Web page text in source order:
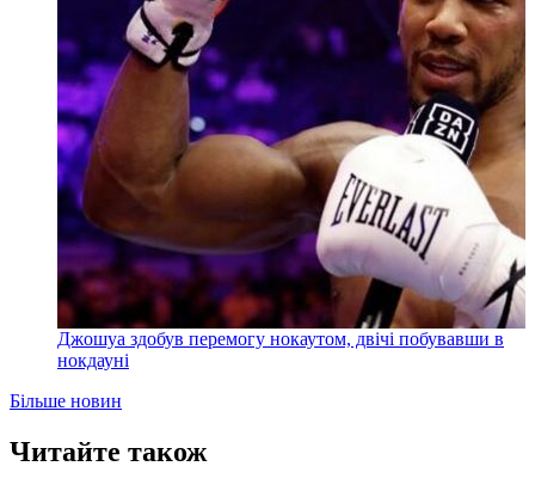
Джошуа здобув перемогу нокаутом, двічі побувавши в
нокдауні
Більше новин
Читайте також